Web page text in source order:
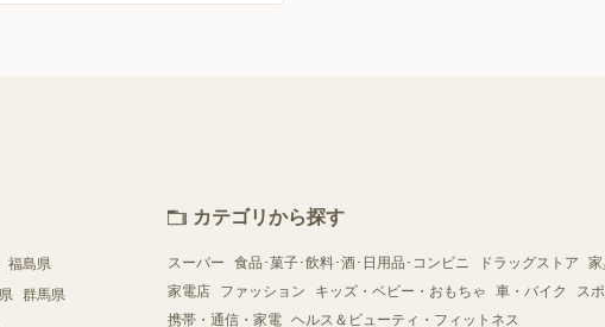
福島県
群馬県
カテゴリから探す
スーパー 食品･菓子･飲料･酒･日用品･コンビニ ドラッグストア
家
家電店
ファッション キッズ・ベビー・おもちゃ 車・バイク
ス
携帯・通信・家電 ヘルス＆ビューティ・フィットネス